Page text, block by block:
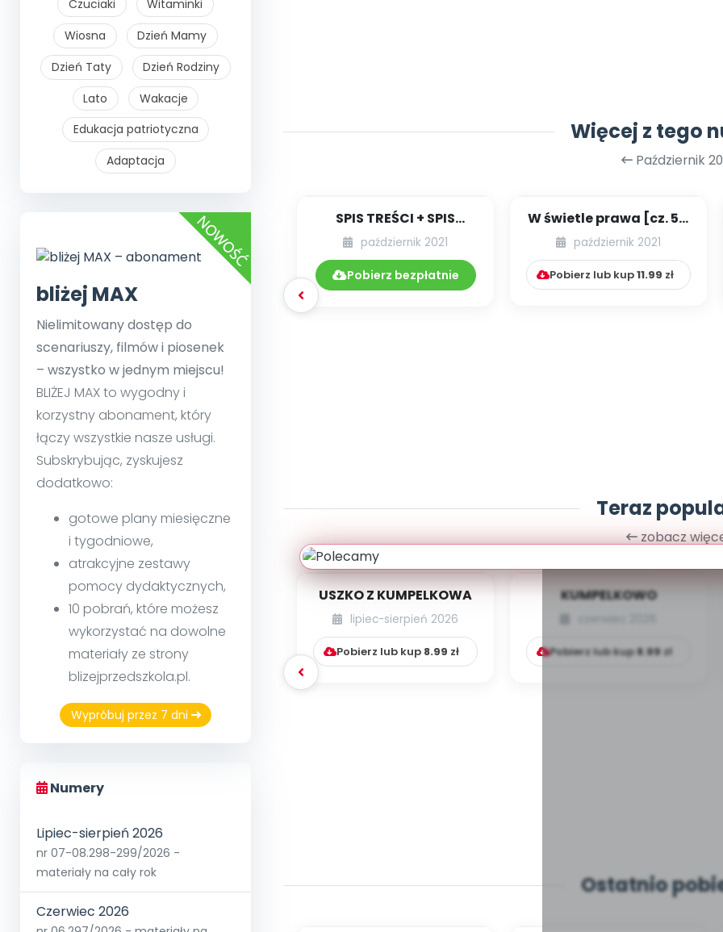
Czuciaki
Witaminki
Wiosna
Dzień Mamy
Dzień Taty
Dzień Rodziny
Lato
Wakacje
Edukacja patriotyczna
Adaptacja
bliżej MAX
Nielimitowany dostęp do
scenariuszy, filmów i piosenek
– wszystko w jednym miejscu!
BLIŻEJ MAX to wygodny i
korzystny abonament, który
łączy wszystkie nasze usługi.
Subskrybując, zyskujesz
dodatkowo:
gotowe plany miesięczne
i tygodniowe,
atrakcyjne zestawy
pomocy dydaktycznych,
10 pobrań, które możesz
wykorzystać na dowolne
materiały ze strony
blizejprzedszkola.pl.
Wypróbuj przez 7 dni
Numery
Lipiec-sierpień 2026
nr 07-08.298-299/2026 -
materiały na cały rok
Czerwiec 2026
Więcej z tego
Październik
SPIS TREŚCI + SPIS
POMOCY
DYDAKTYCZNYCH
10.241/2021
październik 2021
Pobierz bezpłatnie
W świetle prawa [cz. 51]
[kącik eksperta]
październik 2021
Pobierz lub kup11.99 zł
Teraz
zobacz
USZKO Z KUMPELKOWA
lipiec-sierpień 2026
Pobierz lub kup 8.99 zł
KUMPELKOWO
Pobierz lub kup8.99zł
Ostatnio